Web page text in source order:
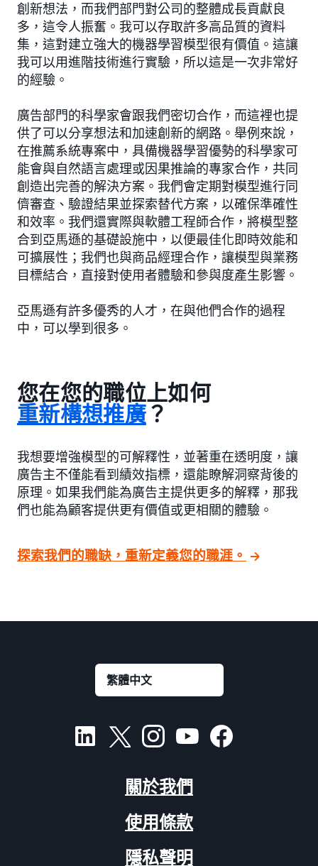
創新想法，而我們部門對公司的整體成長貢獻良
多，這令人振奮。我可以存取許多高品質的資料
集，這對建立強大的機器學習模型很有價值。這讓
我可以用進階技術進行實驗，所以這是一次非常好
的經驗。
廣告部門的科學家會跟我們密切合作，而這裡也提
供了可以分享想法和加速創新的網路。舉例來說，
在推薦系統專案中，具備機器學習優勢的科學家可
能會與自然語言處理或因果推論的專家合作，共同
創造出完善的解決方案。我們會定期對模型進行同
儕審查、驗證結果並探索替代方案，以確保準確性
和效率。我們還實際與軟體工程師合作，將模型整
合到亞馬遜的基礎設施中，以便最佳化即時效能和
可擴展性；我們也與商品經理合作，讓模型與業務
目標結合，直接對使用者體驗和參與度產生影響。
亞馬遜有許多優秀的人才，在與他們合作的過程
中，可以學到很多。
您在您的職位上如何
重新構想推廣？
我想要增強模型的可解釋性，並著重在透明度，讓
廣告主不僅能看到績效指標，還能瞭解洞察背後的
原理。如果我們能為廣告主提供更多的解釋，那我
們也能為顧客提供更有價值或更相關的體驗。
探索我們的職缺，重新定義您的職涯。
關於我們
使用條款
隱私聲明